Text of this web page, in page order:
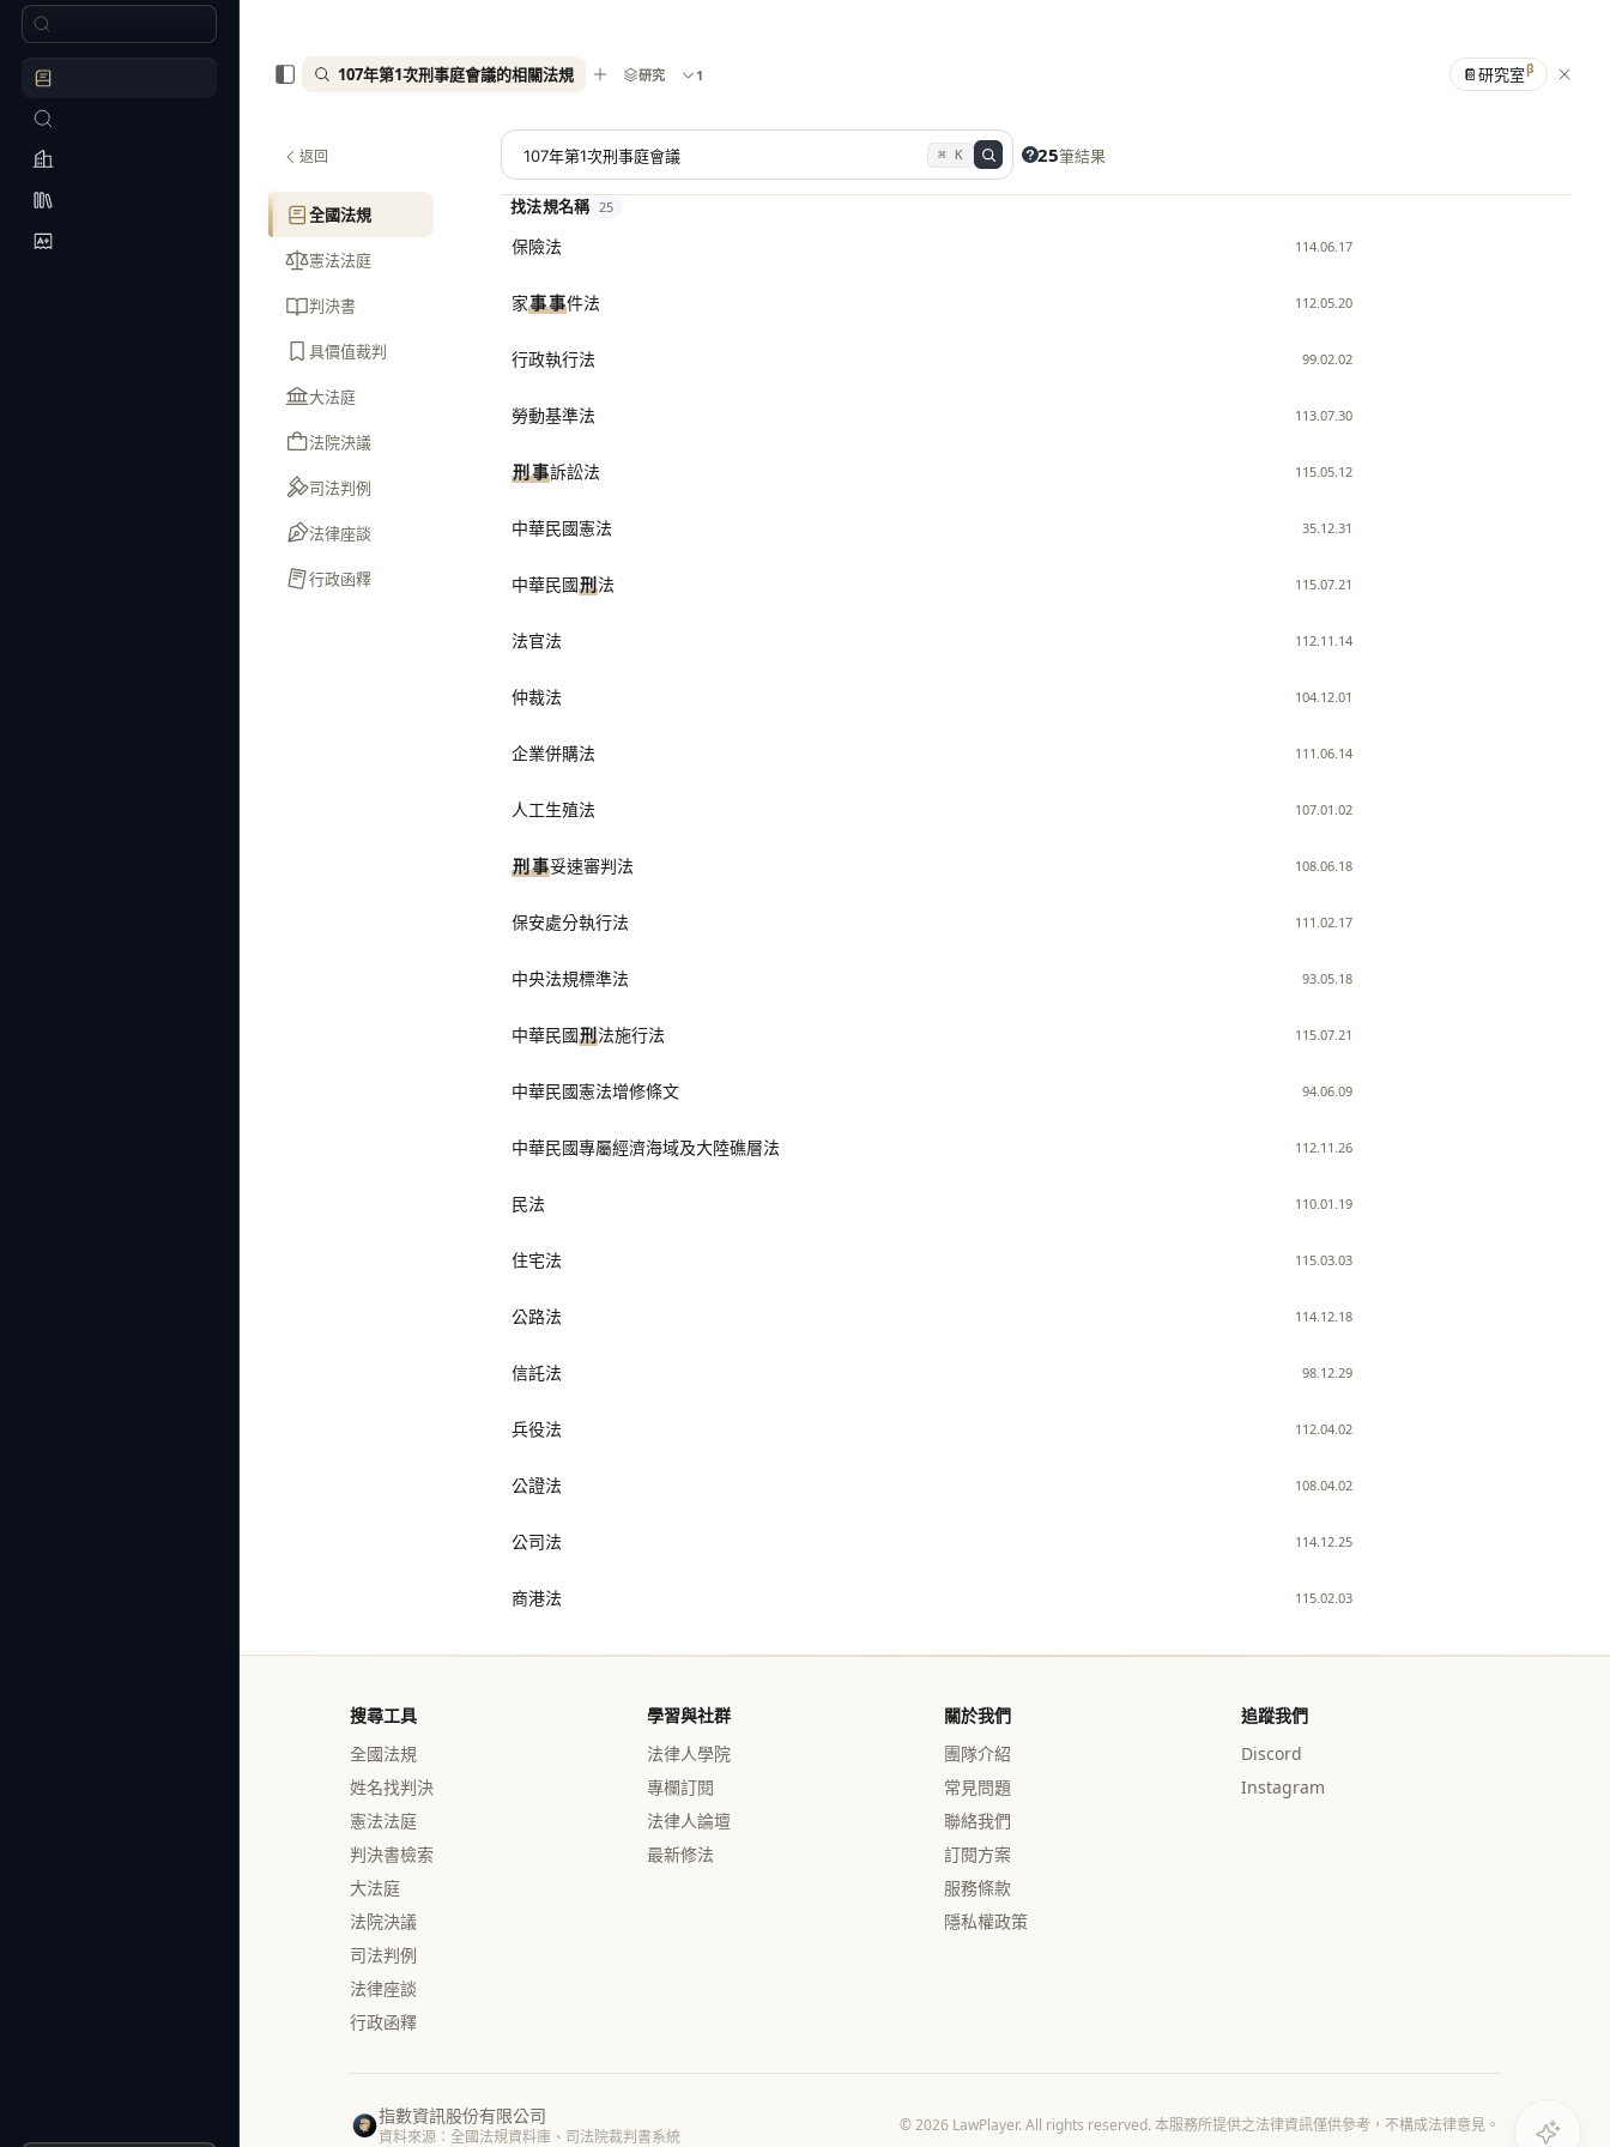
返回
全國法規
憲法法庭
判決書
具價值裁判
大法庭
法院決議
司法判例
法律座談
行政函釋
⌘ K 25筆結果
找法規名稱 25
保險法 114.06.17
家事事件法 112.05.20
行政執行法 99.02.02
勞動基準法 113.07.30
刑事訴訟法 115.05.12
中華民國憲法 35.12.31
中華民國刑法 115.07.21
法官法 112.11.14
仲裁法 104.12.01
企業併購法 111.06.14
人工生殖法 107.01.02
刑事妥速審判法 108.06.18
保安處分執行法 111.02.17
中央法規標準法 93.05.18
中華民國刑法施行法 115.07.21
中華民國憲法增修條文 94.06.09
中華民國專屬經濟海域及大陸礁層法 112.11.26
民法 110.01.19
住宅法 115.03.03
公路法 114.12.18
信託法 98.12.29
兵役法 112.04.02
公證法 108.04.02
公司法 114.12.25
商港法 115.02.03
搜尋工具
全國法規
姓名找判決
憲法法庭
判決書檢索
大法庭
法院決議
司法判例
法律座談
行政函釋
學習與社群
法律人學院
專欄訂閱
法律人論壇
最新修法
關於我們
團隊介紹
常見問題
聯絡我們
訂閱方案
服務條款
隱私權政策
追蹤我們
Discord
Instagram
指數資訊股份有限公司
資料來源：全國法規資料庫、司法院裁判書系統
© 2026 LawPlayer. All rights reserved. 本服務所提供之法律資訊僅供參考，不構成法律意見。
107年第1次刑事庭會議的相關法規 研究 1 📔研究室β